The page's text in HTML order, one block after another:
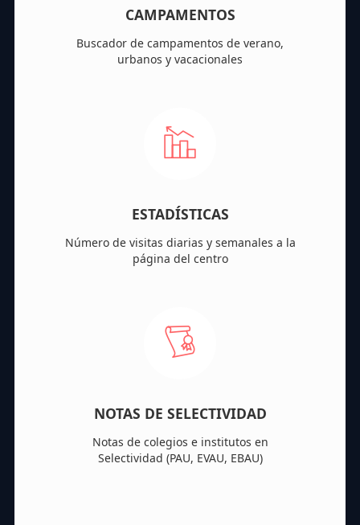
CAMPAMENTOS
Buscador de campamentos de verano,
urbanos y vacacionales
ESTADÍSTICAS
Número de visitas diarias y semanales a la
página del centro
NOTAS DE SELECTIVIDAD
Notas de colegios e institutos en
Selectividad (PAU, EVAU, EBAU)